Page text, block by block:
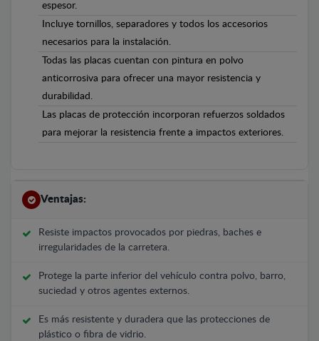
espesor.
Incluye tornillos, separadores y todos los accesorios
necesarios para la instalación.
Todas las placas cuentan con pintura en polvo
anticorrosiva para ofrecer una mayor resistencia y
durabilidad.
Las placas de protección incorporan refuerzos soldados
para mejorar la resistencia frente a impactos exteriores.
Ventajas:
Resiste impactos provocados por piedras, baches e
irregularidades de la carretera.
Protege la parte inferior del vehículo contra polvo, barro,
suciedad y otros agentes externos.
Es más resistente y duradera que las protecciones de
plástico o fibra de vidrio.